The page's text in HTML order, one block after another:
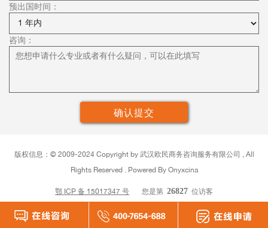
预出国时间：
咨询：
版权信息：© 2009-2024 Copyright by 武汉欧民商务咨询服务有限公司 , All
Rights Reserved . Powered By Onyxcina
鄂 ICP 备 15017347 号 您是第 26827 位访客